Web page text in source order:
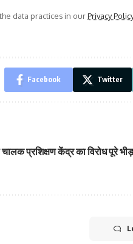
data practices in ourPrivacy Policy
Facebook Twitter
चालक प्रशिक्षण केंद्र का विरोध पूरे